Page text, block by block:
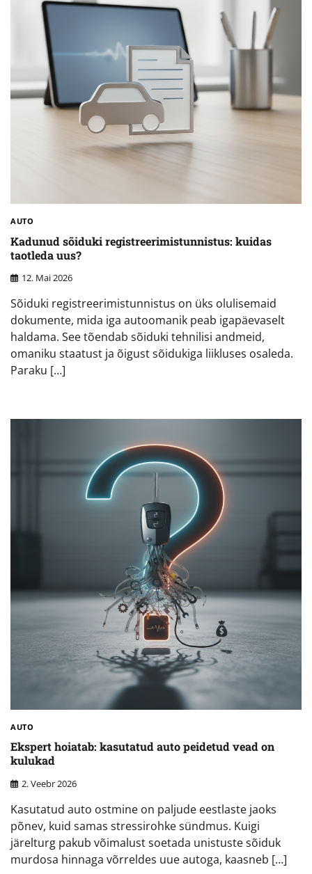
AUTO
Kadunud sõiduki registreerimistunnistus: kuidas
taotleda uus?
12. Mai 2026
Sõiduki registreerimistunnistus on üks olulisemaid
dokumente, mida iga autoomanik peab igapäevaselt
haldama. See tõendab sõiduki tehnilisi andmeid,
omaniku staatust ja õigust sõidukiga liikluses osaleda.
Paraku […]
AUTO
Ekspert hoiatab: kasutatud auto peidetud vead on
kulukad
2. Veebr 2026
Kasutatud auto ostmine on paljude eestlaste jaoks
põnev, kuid samas stressirohke sündmus. Kuigi
järelturg pakub võimalust soetada unistuste sõiduk
murdosa hinnaga võrreldes uue autoga, kaasneb […]